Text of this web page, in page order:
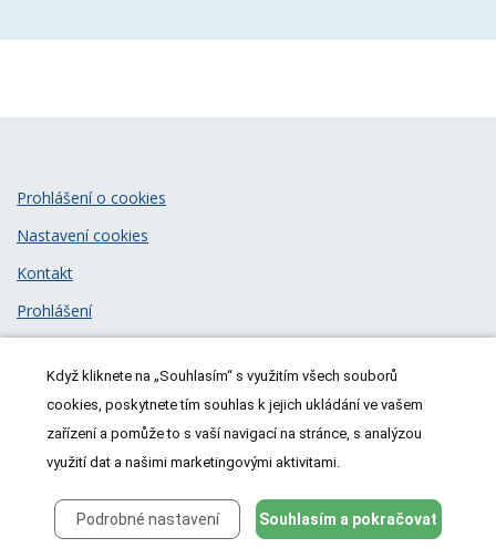
© 2026MeDitorial| ISSN 1805-3408
Prohlášení o cookies
Nastavení cookies
Kontakt
Prohlášení
Když kliknete na „Souhlasím“ s využitím všech souborů
cookies, poskytnete tím souhlas k jejich ukládání ve vašem
zařízení a pomůže to s vaší navigací na stránce, s analýzou
využití dat a našimi marketingovými aktivitami.
Podrobné nastavení Souhlasím a pokračovat